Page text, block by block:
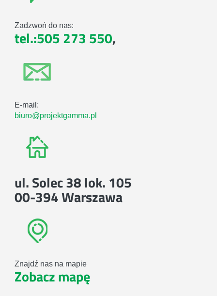
Zadzwoń do nas:
tel.:505 273 550,
E-mail:
biuro@projektgamma.pl
ul. Solec 38 lok. 105
00-394 Warszawa
Znajdź nas na mapie
Zobacz mapę